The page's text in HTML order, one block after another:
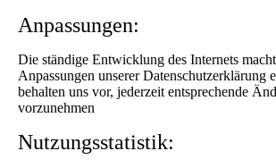
Anpassungen:
Die ständige Entwicklung des Internets
Anpassungen unserer Datenschutzerklärung
behalten uns vor, jederzeit entsprechende
vorzunehmen
Nutzungsstatistik: